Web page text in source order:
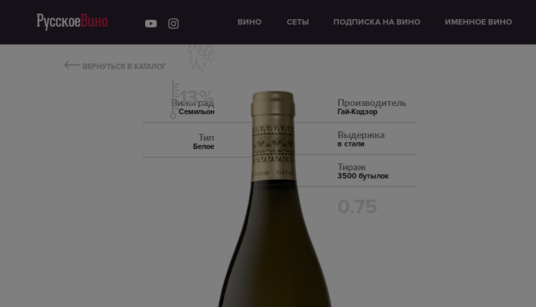
ВИНО СЕТЫ ПОДПИСКА НА ВИНО ИМЕННОЕ ВИНО
ВЕРНУТЬСЯ В КАТАЛОГ
Виноград
Семильон
13%
Тип
Белое
Производитель
Гай-Кодзор
Выдержка
в стали
Тираж
3500 бутылок